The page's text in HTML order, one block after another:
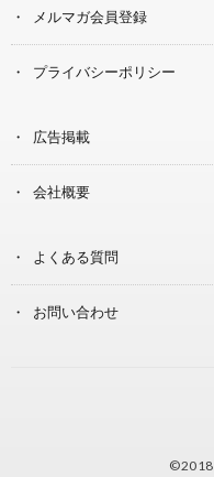
メルマガ会員登録
プライバシーポリシー
広告掲載
会社概要
よくある質問
お問い合わせ
©2018